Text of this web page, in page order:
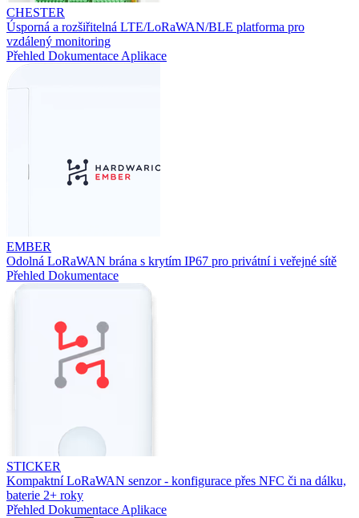
CHESTER
Úsporná a rozšiřitelná LTE/LoRaWAN/BLE platforma pro
vzdálený monitoring
Přehled Dokumentace Aplikace
EMBER
Odolná LoRaWAN brána s krytím IP67 pro privátní i veřejné sítě
Přehled Dokumentace
STICKER
Kompaktní LoRaWAN senzor - konfigurace přes NFC či na dálku,
baterie 2+ roky
Přehled Dokumentace Aplikace